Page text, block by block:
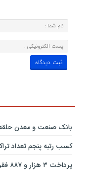
بانك صنعت و معدن
کسب رتبه پنجم تعداد
پرداخت ۳ هزار و ۸۸۷ فقره تسهیلات قرض‌الحسنه ازدواج و فرزندآوری توسط بانک پاسارگاد تا پایان خردادماه ۱۴۰۵